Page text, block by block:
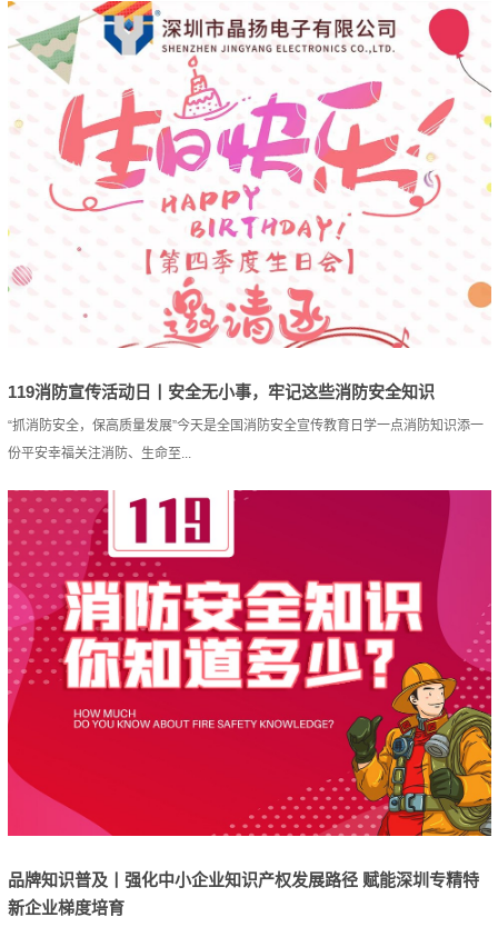
119消防宣传活动日丨安全无小事，牢记这些消防安全知识
“抓消防安全，保高质量发展”今天是全国消防安全宣传教育日学一点消防知识添一
份平安幸福关注消防、生命至...
品牌知识普及丨强化中小企业知识产权发展路径 赋能深圳专精特
新企业梯度培育